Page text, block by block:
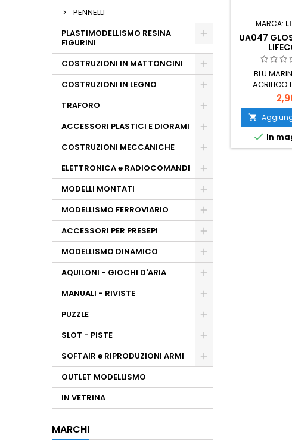
PENNELLI
PLASTIMODELLISMO RESINA
FIGURINI
COSTRUZIONI IN MATTONCINI
COSTRUZIONI IN LEGNO
TRAFORO
ACCESSORI PLASTICI E DIORAMI
COSTRUZIONI MECCANICHE
ELETTRONICA e RADIOCOMANDI
MODELLI MONTATI
MODELLISMO FERROVIARIO
ACCESSORI PER PRESEPI
MODELLISMO DINAMICO
AQUILONI - GIOCHI D'ARIA
MANUALI - RIVISTE
PUZZLE
SLOT - PISTE
SOFTAIR e RIPRODUZIONI ARMI
OUTLET MODELLISMO
IN VETRINA
MARCHI
MARCA:
UA047
BLU
ACRILICO

 In